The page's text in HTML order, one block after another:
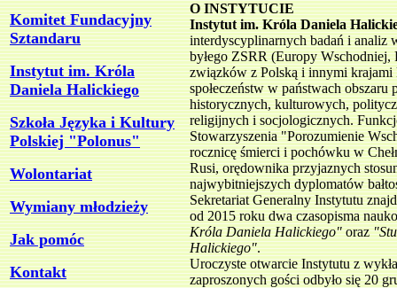
Komitet Fundacyjny
Sztandaru
Instytut im. Króla
Daniela Halickiego
Szkoła Języka i Kultury
Polskiej "Polonus"
Wolontariat
Wymiany młodzieży
Jak pomóc
Kontakt
O INSTYTUCIE
Instytut im. Króla Daniela
interdyscyplinarnych badań i analiz
byłego ZSRR (Europy
związków z Polską i innymi krajami
społeczeństw w państwach
historycznych, kulturowych,
religijnych i socjologicznych.
Stowarzyszenia "Porozumienie
rocznicę śmierci i pochówku w
Rusi, orędownika przyjaznych
najwybitniejszych dyplomatów
Sekretariat Generalny Instytutu
od 2015 roku dwa czasopisma
Króla Daniela Halickiego"oraz
Halickiego".
Uroczyste otwarcie Instytutu z
zaproszonych gości odbyło się 20